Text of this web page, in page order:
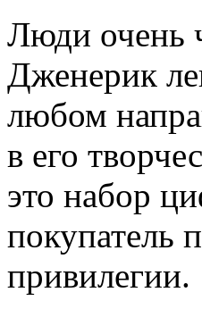
Люди очень
Дженерик
любом
в его
это набор
покупатель
привилегии.